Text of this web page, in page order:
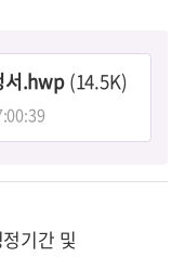
서.hwp(14.5K)
기간 및